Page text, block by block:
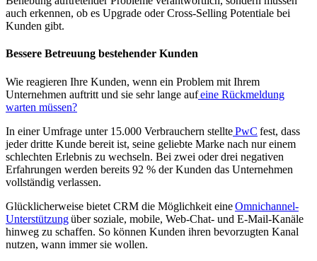
auch erkennen, ob es Upgrade oder Cross-Selling Potentiale bei
Kunden gibt.
Bessere Betreuung bestehender Kunden
Wie reagieren Ihre Kunden, wenn ein Problem mit Ihrem
Unternehmen auftritt und sie sehr lange aufeine Rückmeldung
warten müssen?
In einer Umfrage unter 15.000 Verbrauchern stelltePwC fest, dass
jeder dritte Kunde bereit ist, seine geliebte Marke nach nur einem
schlechten Erlebnis zu wechseln. Bei zwei oder drei negativen
Erfahrungen werden bereits 92 % der Kunden das Unternehmen
vollständig verlassen.
Glücklicherweise bietet CRM die Möglichkeit eineOmnichannel-
Unterstützungüber soziale, mobile, Web-Chat- und E-Mail-Kanäle
hinweg zu schaffen. So können Kunden ihren bevorzugten Kanal
nutzen, wann immer sie wollen.